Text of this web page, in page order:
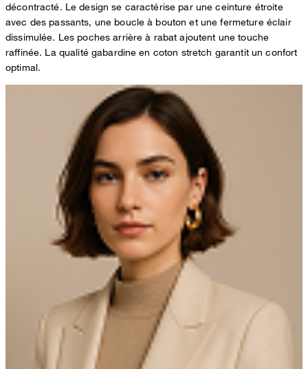
décontracté. Le design se caractérise par une ceinture étroite
avec des passants, une boucle à bouton et une fermeture éclair
dissimulée. Les poches arrière à rabat ajoutent une touche
raffinée. La qualité gabardine en coton stretch garantit un confort
optimal.